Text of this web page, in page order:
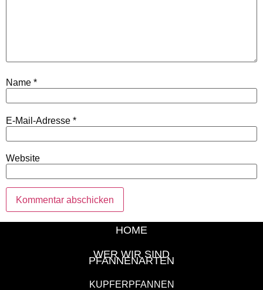
Name *
E-Mail-Adresse *
Website
HOME
WER WIR SIND
PFANNENARTEN
KUPFERPFANNEN